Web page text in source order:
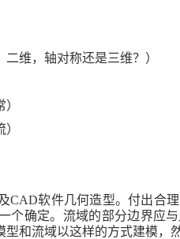
维，轴对称还是三维？）
CAD软件几何造型。付出合
个确定。流域的部分边界应
和流域以这样的方式建模，